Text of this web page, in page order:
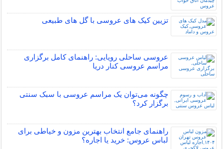
تزیین کیک های عروسی با گل های طبیعی
عروسی ساحلی رویایی: راهنمای کامل برگزاری
مراسم عروسی کنار دریا
چگونه می‌توان یک مراسم عروسی با سبک سنتی
برگزار کرد؟
راهنمای جامع انتخاب بهترین مزون و خیاطی برای
لباس عروس: خرید یا اجاره؟